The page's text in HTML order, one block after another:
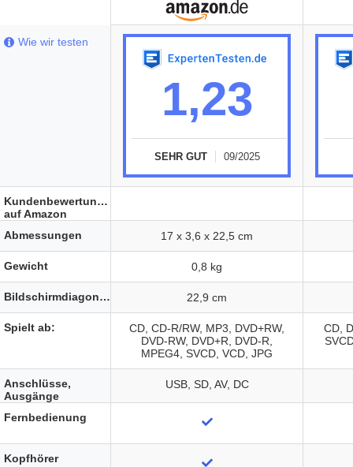
1,23
SEHR GUT 09/2025
17 x 3,6 x 22,5 cm
0,8 kg
22,9 cm
CD, CD-R/RW, MP3, DVD+RW,
DVD-RW, DVD+R, DVD-R,
MPEG4, SVCD, VCD, JPG
CD,
USB, SD, AV, DC
Wie wir testen
Kundenbewertungen
auf Amazon
Abmessungen
Gewicht
Bildschirmdiagonale
Spielt ab:
Anschlüsse,
Ausgänge
Fernbedienung
Kopfhörer